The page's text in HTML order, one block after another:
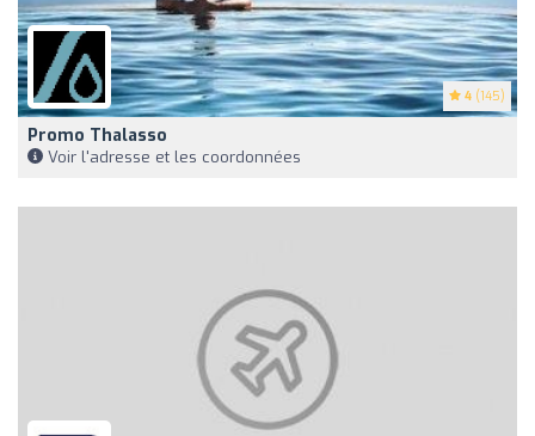
4 (145)
Promo Thalasso
Voir l'adresse et les coordonnées